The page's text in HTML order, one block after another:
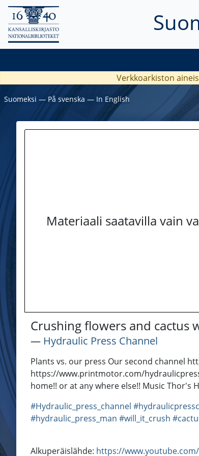
Verkkoarkiston
Suomeksi ― På svenska ― In English
Materiaali saatavilla vain
Crushing flowers and cactus
― Hydraulic Press Channel
Plants vs. our press Our second channel
https://www.printmotor.com/
home!! or at any where else!! Music Thor's
#Hydraulic_press_channel
#hydraulic_press_man #will_it_crush
Alkuperäislähde: https://